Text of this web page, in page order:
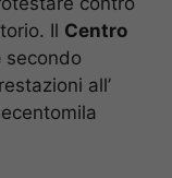
Il Centro
secondo
all’